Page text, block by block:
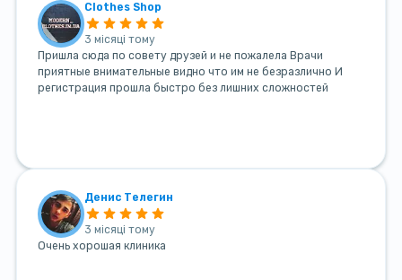
Clothes Shop
3 місяці тому
Пришла сюда по совету друзей и не пожалела Врачи
приятные внимательные видно что им не безразлично И
регистрация прошла быстро без лишних сложностей
Денис Телегин
3 місяці тому
Очень хорошая клиника